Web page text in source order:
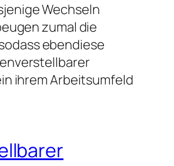
Wechseln
zumal die
ebendiese
ihrem Arbeitsumfeld